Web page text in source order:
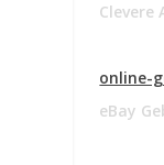
Clevere
online-
eBay